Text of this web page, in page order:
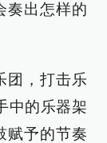
奏出怎样的
团，打击乐
中的乐器架
赋予的节奏